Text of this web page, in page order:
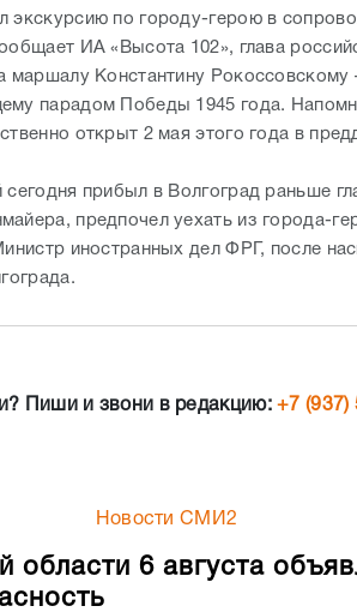
экскурсию по городу-герою в
ИА «Высота 102», глава
маршалу Константину Рокоссовскому
парадом Победы 1945 года.
открыт 2 мая этого года в
прибыл в Волгоград раньше
предпочел уехать из города-
иностранных дел ФРГ, после
Пиши и звони в редакцию:+7 (937)
Новости СМИ2
области 6 августа